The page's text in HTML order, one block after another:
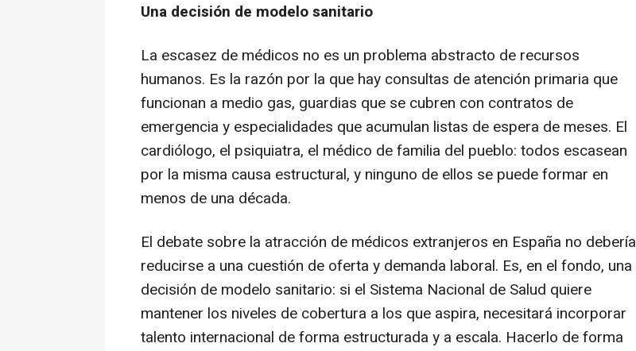
Una decisión de modelo sanitario
La escasez de médicos no es un problema abstracto de recursos
humanos. Es la razón por la que hay consultas de atención primaria que
funcionan a medio gas, guardias que se cubren con contratos de
emergencia y especialidades que acumulan listas de espera de meses. El
cardiólogo, el psiquiatra, el médico de familia del pueblo: todos escasean
por la misma causa estructural, y ninguno de ellos se puede formar en
menos de una década.
El debate sobre la atracción de médicos extranjeros en España no debería
reducirse a una cuestión de oferta y demanda laboral. Es, en el fondo, una
decisión de modelo sanitario: si el Sistema Nacional de Salud quiere
mantener los niveles de cobertura a los que aspira, necesitará incorporar
talento internacional de forma estructurada y a escala. Hacerlo de forma